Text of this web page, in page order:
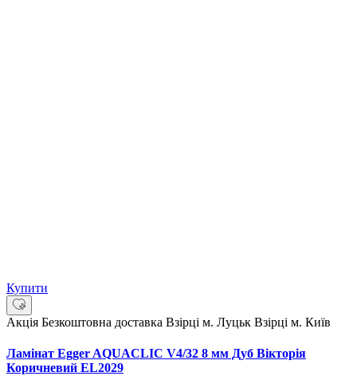
Купити
Акція Безкоштовна доставка Взірці м. Луцьк Взірці м. Київ
Ламінат Egger AQUACLIC V4/32 8 мм Дуб Вікторія
Коричневий EL2029